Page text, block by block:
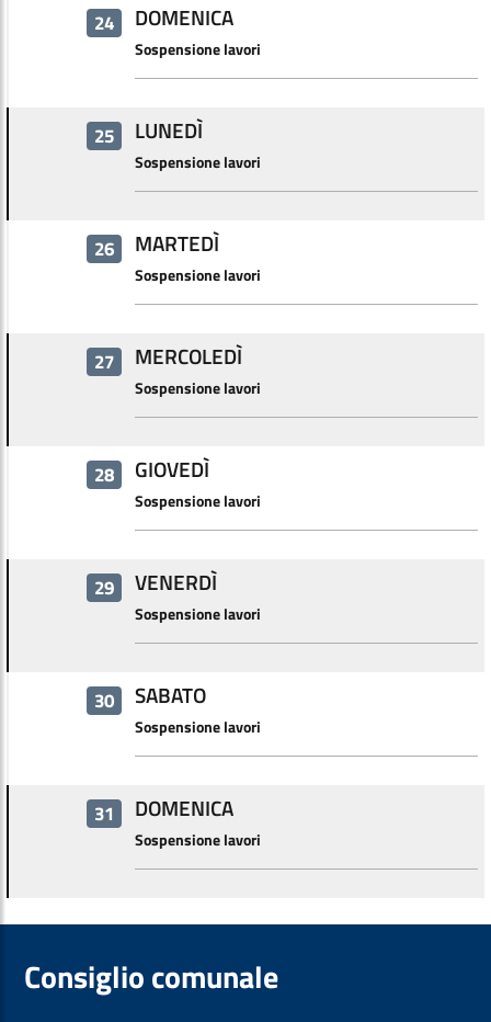
24 DOMENICA
Sospensione lavori
25 LUNEDÌ
Sospensione lavori
26 MARTEDÌ
Sospensione lavori
27 MERCOLEDÌ
Sospensione lavori
28 GIOVEDÌ
Sospensione lavori
29 VENERDÌ
Sospensione lavori
30 SABATO
Sospensione lavori
31 DOMENICA
Sospensione lavori
Consiglio comunale